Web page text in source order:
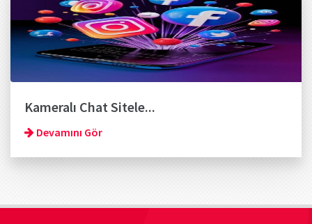
Kameralı Chat Sitele...
Devamını Gör